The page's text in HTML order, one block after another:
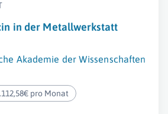
in der Metallwerkstatt
Akademie der Wissenschaften
pro Monat